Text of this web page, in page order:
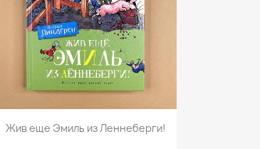
Просмотр
Жив еще Эмиль из Леннеберги!